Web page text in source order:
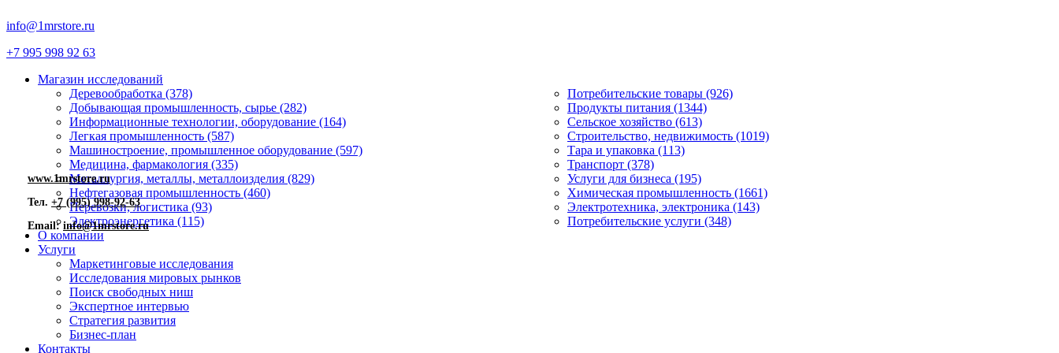
info@1mrstore.ru
+7 995 998 92 63
Магазин исследований
Деревообработка (378)
Добывающая промышленность, сырье (282)
Информационные технологии, оборудование (164)
Легкая промышленность (587)
Машиностроение, промышленное оборудование (597)
Медицина, фармакология (335)
Металлургия, металлы, металлоизделия (829)
Нефтегазовая промышленность (460)
Перевозки, логистика (93)
Электроэнергетика (115)
Потребительские товары (926)
Продукты питания (1344)
Сельское хозяйство (613)
Строительство, недвижимость (1019)
Тара и упаковка (113)
Транспорт (378)
Услуги для бизнеса (195)
Химическая промышленность (1661)
Электротехника, электроника (143)
Потребительские услуги (348)
О компании
Услуги
Маркетинговые исследования
Исследования мировых рынков
Поиск свободных ниш
Экспертное интервью
Стратегия развития
Бизнес-план
Контакты
www.1mrstore.ru
Тел. +7 (995) 998-92-63
Email:info@1mrstore.ru